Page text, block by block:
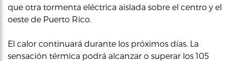
que otra tormenta eléctrica aislada sobre el centro y el
oeste de Puerto Rico.
El calor continuará durante los próximos días. La
sensación térmica podrá alcanzar o superar los 105